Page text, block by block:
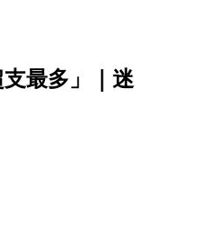
最多」｜迷